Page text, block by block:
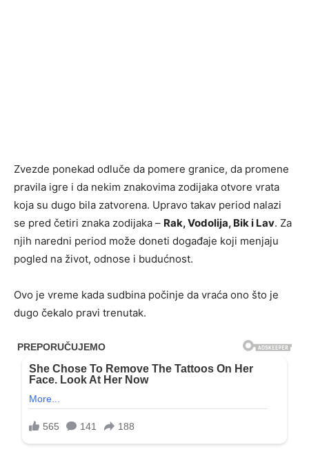
Zvezde ponekad odluče da pomere granice, da promene
pravila igre i da nekim znakovima zodijaka otvore vrata
koja su dugo bila zatvorena. Upravo takav period nalazi
se pred četiri znaka zodijaka – Rak, Vodolija, Bik i Lav. Za
njih naredni period može doneti događaje koji menjaju
pogled na život, odnose i budućnost.
Ovo je vreme kada sudbina počinje da vraća ono što je
dugo čekalo pravi trenutak.